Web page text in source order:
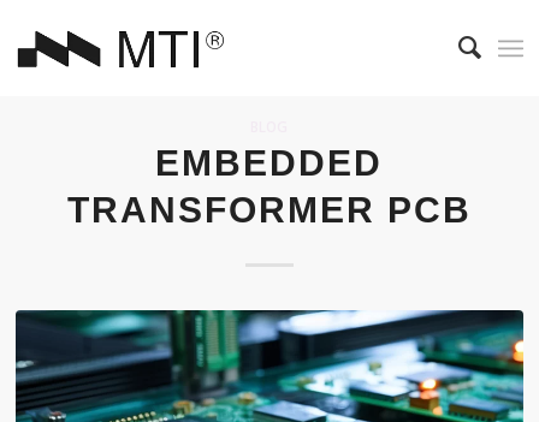
EMBEDDED
TRANSFORMER PCB